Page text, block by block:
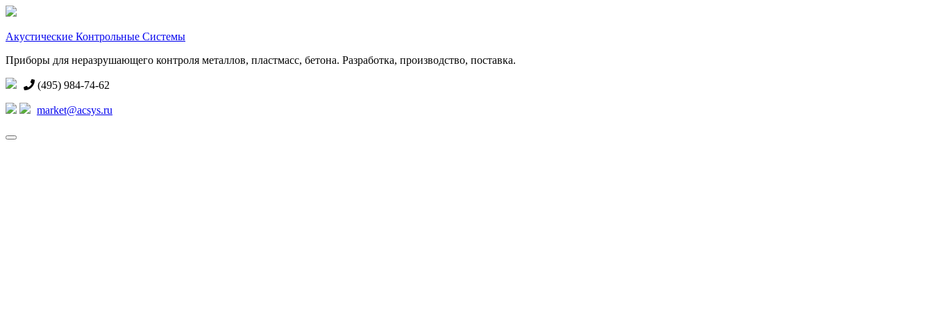
Акустические Контрольные Системы
Приборы для неразрушающего контроля металлов, пластмасс, бетона. Разработка, производство, поставка.
(495) 984-74-62
market@acsys.ru
Toggle